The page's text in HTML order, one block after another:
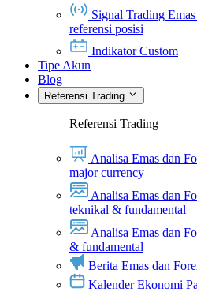
Signal Trading
referensi posisi
Indikator Custom
Tipe Akun
Blog
Referensi Trading
Referensi Trading
Analisa Emas dan
major currency
Analisa Emas dan
teknikal & fundamental
Analisa Emas dan
& fundamental
Berita Emas dan
Kalender Ekonomi